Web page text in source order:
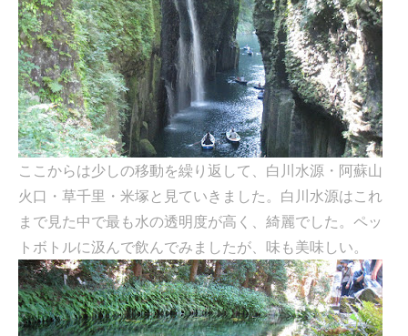
ここからは少しの移動を繰り返して、白川水源・阿蘇山
火口・草千里・米塚と見ていきました。白川水源はこれ
まで見た中で最も水の透明度が高く、綺麗でした。ペッ
トボトルに汲んで飲んでみましたが、味も美味しい。